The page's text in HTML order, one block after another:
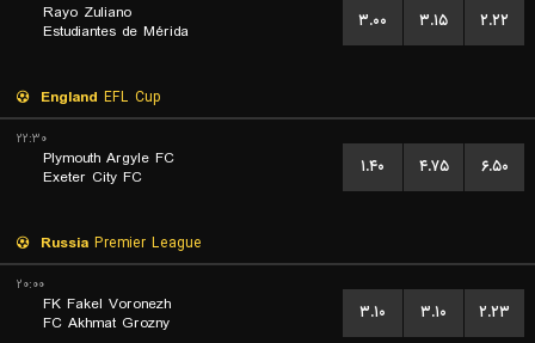
Rayo Zuliano
Estudiantes de Mérida
۳.۰۰ ۳.۱۵ ۲.۲۲
England EFL Cup
۲۲:۳۰
Plymouth Argyle FC
Exeter City FC
۱.۴۰ ۴.۷۵ ۶.۵۰
Russia Premier League
۲۰:۰۰
FK Fakel Voronezh
FC Akhmat Grozny
۳.۱۰ ۳.۱۰ ۲.۲۳